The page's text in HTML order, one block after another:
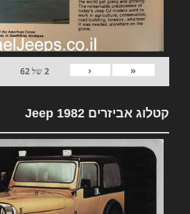
«
‹
2של62
קטלוג אביזרים 1982 Jeep